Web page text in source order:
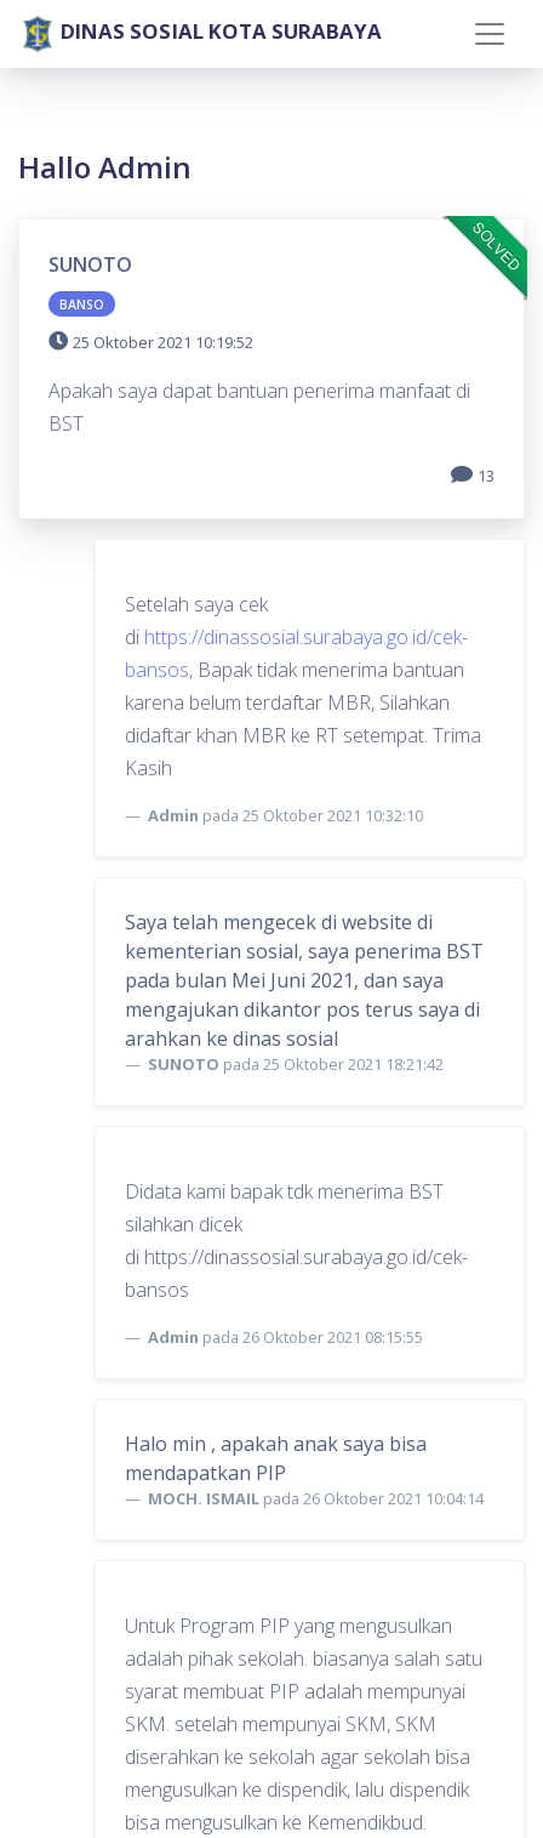
DINAS SOSIAL KOTA SURABAYA
Hallo Admin
SOLVED
SUNOTO
BANSO
25 Oktober 2021 10:19:52
Apakah saya dapat bantuan penerima manfaat di
BST
13
Setelah saya cek
di https://dinassosial.surabaya.go.id/cek-
bansos, Bapak tidak menerima bantuan
karena belum terdaftar MBR, Silahkan
didaftar khan MBR ke RT setempat. Trima
Kasih
Admin pada 25 Oktober 2021 10:32:10
Saya telah mengecek di website di
kementerian sosial, saya penerima BST
pada bulan Mei Juni 2021, dan saya
mengajukan dikantor pos terus saya di
arahkan ke dinas sosial
SUNOTO pada 25 Oktober 2021 18:21:42
Didata kami bapak tdk menerima BST
silahkan dicek
di https://dinassosial.surabaya.go.id/cek-
bansos
Admin pada 26 Oktober 2021 08:15:55
Halo min , apakah anak saya bisa
mendapatkan PIP
MOCH. ISMAIL pada 26 Oktober 2021 10:04:14
Untuk Program PIP yang mengusulkan
adalah pihak sekolah. biasanya salah satu
syarat membuat PIP adalah mempunyai
SKM. setelah mempunyai SKM, SKM
diserahkan ke sekolah agar sekolah bisa
mengusulkan ke dispendik, lalu dispendik
bisa mengusulkan ke Kemendikbud.